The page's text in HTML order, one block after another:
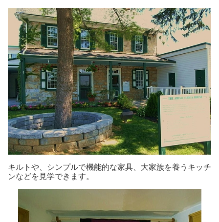
キルトや、シンプルで機能的な家具、大家族を養うキッチ
ンなどを見学できます。